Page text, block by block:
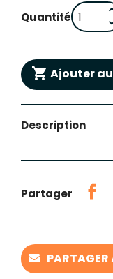
Quantité
 Ajouter
Description
Partager
PARTAGER